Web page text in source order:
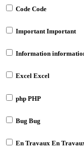
Code Code
ImportantImportant
Information
Excel Excel
php PHP
Bug Bug
En Travaux En